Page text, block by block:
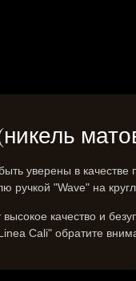
уверены в
"Wave" на
качество и
Cali" обратите